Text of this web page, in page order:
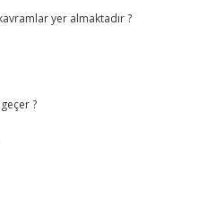
yer almaktadır ?
?